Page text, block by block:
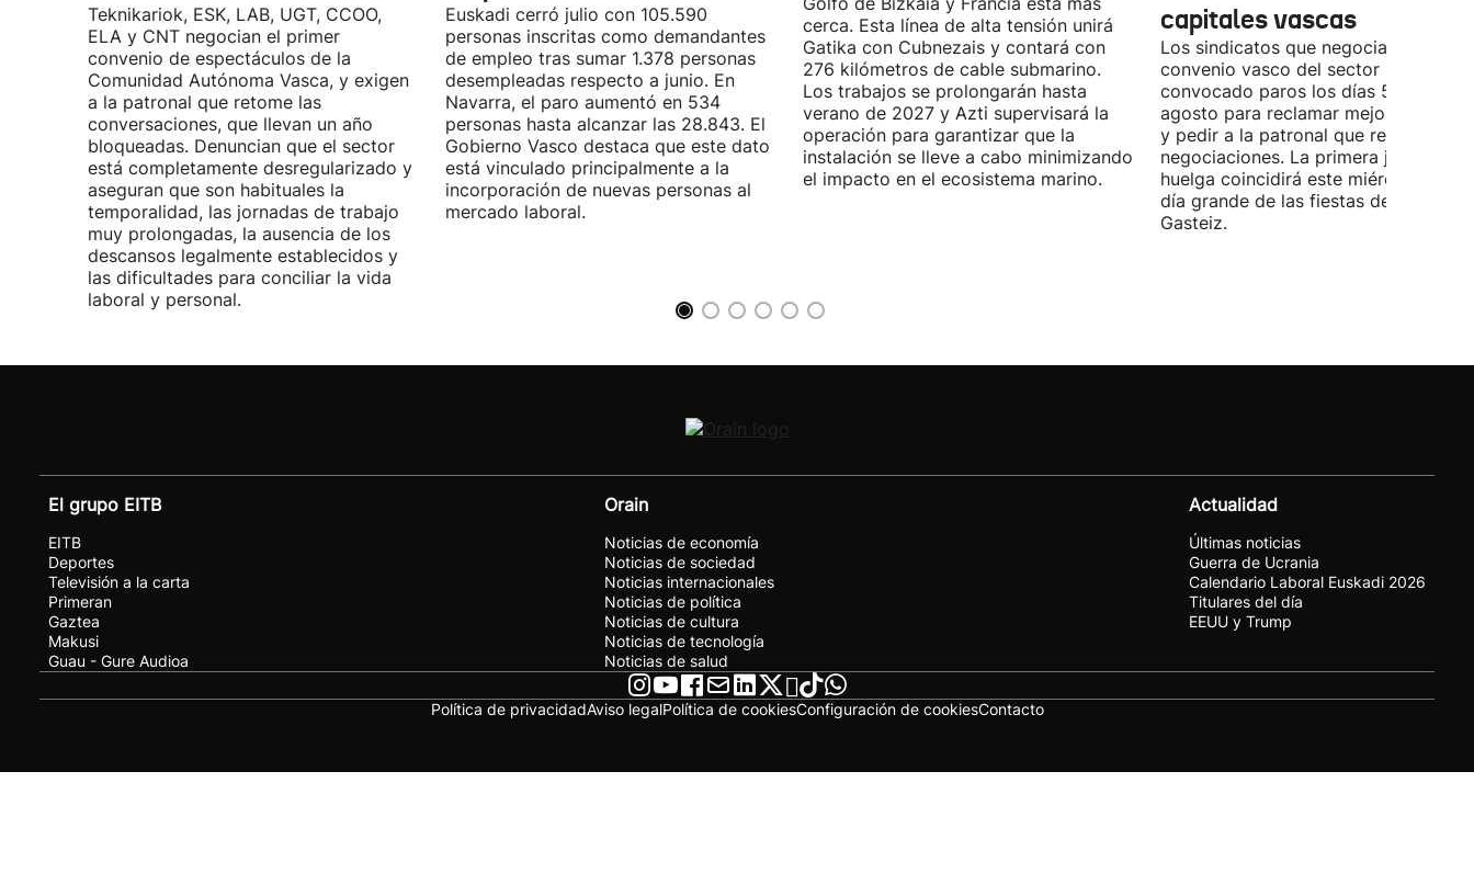
Teknikariok, ESK, LAB, UGT, CCOO,
ELA y CNT negocian el primer
convenio de espectáculos de la
Comunidad Autónoma Vasca, y exigen
a la patronal que retome las
conversaciones, que llevan un año
bloqueadas. Denuncian que el sector
está completamente desregularizado y
aseguran que son habituales la
temporalidad, las jornadas de trabajo
muy prolongadas, la ausencia de los
descansos legalmente establecidos y
las dificultades para conciliar la vida
laboral y personal.
Euskadi cerró julio con 105.590
personas inscritas como demandantes
de empleo tras sumar 1.378 personas
desempleadas respecto a junio. En
Navarra, el paro aumentó en 534
personas hasta alcanzar las 28.843. El
Gobierno Vasco destaca que este dato
está vinculado principalmente a la
incorporación de nuevas personas al
mercado laboral.
cerca. Esta línea de alta tensión unirá
Gatika con Cubnezais y contará con
276 kilómetros de cable submarino.
Los trabajos se prolongarán hasta
verano de 2027 y Azti supervisará la
operación para garantizar que la
instalación se lleve a cabo minimizando
el impacto en el ecosistema marino.
capitales vascas
Los sindicatos que negocian el
convenio vasco del sector han
convocado paros los días 5, 14 y 26
agosto para reclamar mejoras
y pedir a la patronal que retome las
negociaciones. La primera jornada de
huelga coincidirá este miércoles con
día grande de las fiestas de Vitoria-
Gasteiz.
El grupo EITB
EITB
Deportes
Televisión a la carta
Primeran
Gaztea
Makusi
Guau - Gure Audioa
Orain
Noticias de economía
Noticias de sociedad
Noticias internacionales
Noticias de política
Noticias de cultura
Noticias de tecnología
Noticias de salud
Actualidad
Últimas noticias
Guerra de Ucrania
Calendario Laboral Euskadi 2026
Titulares del día
EEUU y Trump
Política de privacidadAviso legalPolítica de cookiesConfiguración de cookiesContacto